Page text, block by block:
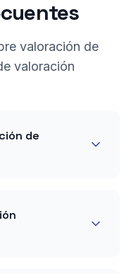
valoración de
valoración
de